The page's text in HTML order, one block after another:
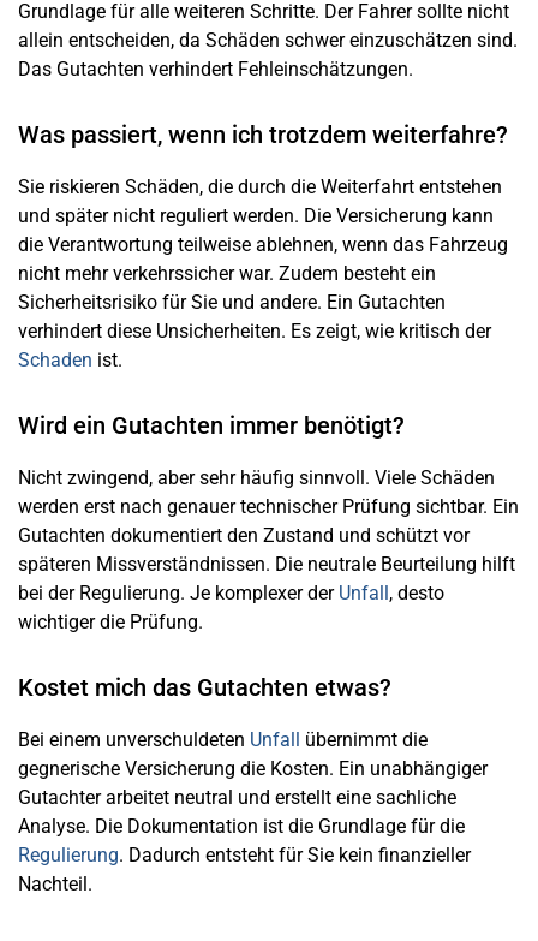
Grundlage für alle weiteren Schritte. Der Fahrer sollte nicht
allein entscheiden, da Schäden schwer einzuschätzen sind.
Das Gutachten verhindert Fehleinschätzungen.
Was passiert, wenn ich trotzdem weiterfahre?
Sie riskieren Schäden, die durch die Weiterfahrt entstehen
und später nicht reguliert werden. Die Versicherung kann
die Verantwortung teilweise ablehnen, wenn das Fahrzeug
nicht mehr verkehrssicher war. Zudem besteht ein
Sicherheitsrisiko für Sie und andere. Ein Gutachten
verhindert diese Unsicherheiten. Es zeigt, wie kritisch der
Schaden ist.
Wird ein Gutachten immer benötigt?
Nicht zwingend, aber sehr häufig sinnvoll. Viele Schäden
werden erst nach genauer technischer Prüfung sichtbar. Ein
Gutachten dokumentiert den Zustand und schützt vor
späteren Missverständnissen. Die neutrale Beurteilung hilft
bei der Regulierung. Je komplexer der Unfall, desto
wichtiger die Prüfung.
Kostet mich das Gutachten etwas?
Bei einem unverschuldeten Unfall übernimmt die
gegnerische Versicherung die Kosten. Ein unabhängiger
Gutachter arbeitet neutral und erstellt eine sachliche
Analyse. Die Dokumentation ist die Grundlage für die
Regulierung. Dadurch entsteht für Sie kein finanzieller
Nachteil.